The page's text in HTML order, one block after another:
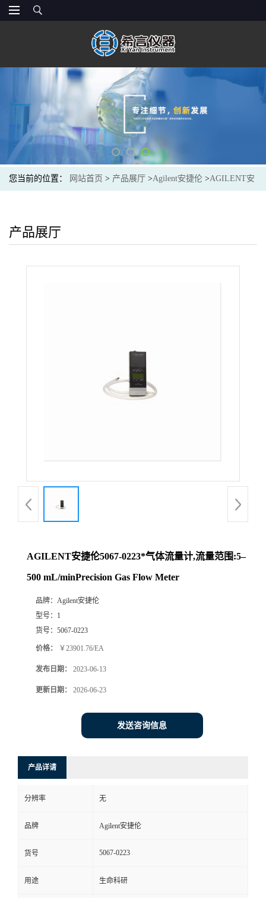
您当前的位置： 网站首页 > 产品展厅 >Agilent安捷伦 >AGILENT安
Flow Meter
产品展厅
AGILENT安捷伦5067-0223*气体流量计,流量范围:5–
500 mL/minPrecision Gas Flow Meter
品牌： Agilent安捷伦
型号： 1
货号： 5067-0223
价格： ￥23901.76/EA
发布日期： 2023-06-13
更新日期： 2026-06-23
发送咨询信息
产品详请
分辨率 无
品牌 Agilent安捷伦
货号 5067-0223
用途 生命科研